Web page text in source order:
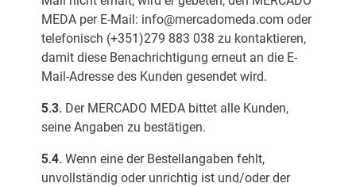
MEDA per E-Mail: info@mercadomeda.com oder
telefonisch (+351)279 883 038 zu kontaktieren,
damit diese Benachrichtigung erneut an die E-
Mail-Adresse des Kunden gesendet wird.
5.3. Der MERCADO MEDA bittet alle Kunden,
seine Angaben zu bestätigen.
5.4. Wenn eine der Bestellangaben fehlt,
unvollständig oder unrichtig ist und/oder der